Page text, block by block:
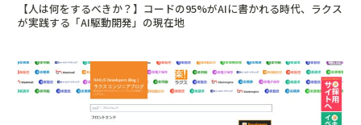
【人は何をするべきか？】コードの95%がAIに書かれる時代、ラクス
が実践する「AI駆動開発」の現在地